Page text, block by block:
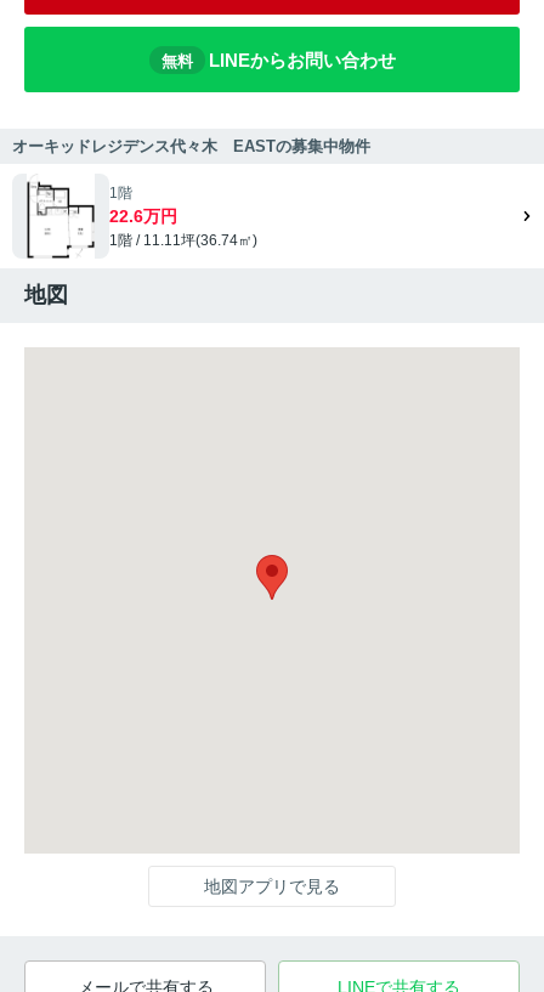
無料 LINEからお問い合わせ
オーキッドレジデンス代々木 EASTの募集中物件
1階
22.6万円
1階 / 11.11坪(36.74㎡)
地図
地図アプリで見る
メールで共有する LINEで共有する